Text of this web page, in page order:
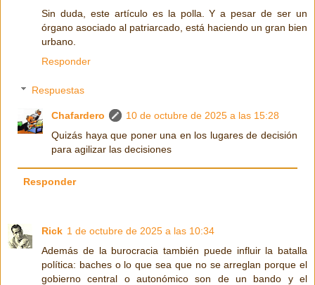
Sin duda, este artículo es la polla. Y a pesar de ser un
órgano asociado al patriarcado, está haciendo un gran bien
urbano.
Responder
Respuestas
Chafardero
10 de octubre de 2025 a las 15:28
Quizás haya que poner una en los lugares de decisión
para agilizar las decisiones
Responder
Rick 1 de octubre de 2025 a las 10:34
Además de la burocracia también puede influir la batalla
política: baches o lo que sea que no se arreglan porque el
gobierno central o autonómico son de un bando y el